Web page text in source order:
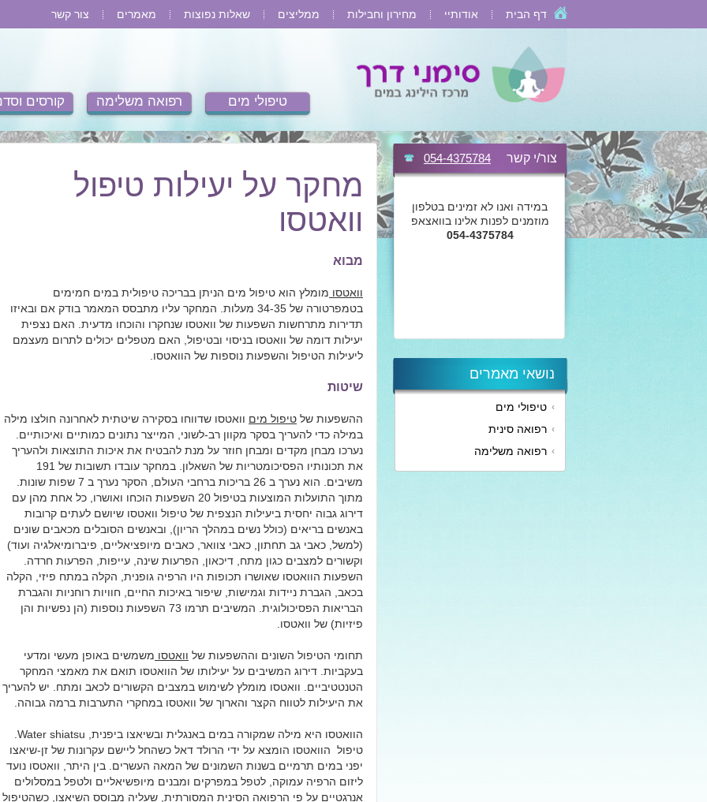
דף הבית אודותיי מחירון וחבילות ממליצים שאלות נפוצות מאמרים צור קשר
קורסים רפואה משלימה טיפולי מים
מחקר על יעילות טיפול
וואטסו
מבוא
וואטסו מומלץ הוא טיפול מים הניתן בבריכה טיפולית במים חמימים
בטמפרטורה של 34-35 מעלות. המחקר עליו מתבסס המאמר בודק אם ובאיזו
תדירות מתרחשות השפעות של וואטסו שנחקרו והוכחו מדעית. האם נצפית
יעילות דומה של וואטסו בניסוי ובטיפול, האם מטפלים יכולים לתרום מעצמם
ליעילות הטיפול והשפעות נוספות של הוואטסו.
שיטות
ההשפעות של טיפול מים וואטסו שדווחו בסקירה שיטתית לאחרונה חולצו מילה
במילה כדי להעריך בסקר מקוון רב-לשוני, המייצר נתונים כמותיים ואיכותיים.
נערכו מבחן מקדים ומבחן חוזר על מנת להבטיח את איכות התוצאות ולהעריך
את תכונותיו הפסיכומטריות של השאלון. במחקר עובדו תשובות של 191
משיבים. הוא נערך ב 26 בריכות ברחבי העולם, הסקר נערך ב 7 שפות שונות.
מתוך התועלות המוצעות בטיפול 20 השפעות הוכחו ואושרו, כל אחת מהן עם
דירוג גבוה יחסית ביעילות הנצפית של טיפול וואטסו שיושם לעתים קרובות
באנשים בריאים (כולל נשים במהלך הריון), ובאנשים הסובלים מכאבים שונים
(למשל, כאבי גב תחתון, כאבי צוואר, כאבים מיופציאליים, פיברומיאלגיה ועוד)
וקשורים למצבים כגון מתח, דיכאון, הפרעות שינה, עייפות, הפרעות חרדה.
השפעות הוואטסו שאושרו תכופות היו הרפיה גופנית, הקלה במתח פיזי, הקלה
בכאב, הגברת ניידות וגמישות, שיפור באיכות החיים, חוויות רוחניות והגברת
הבריאות הפסיכולוגית. המשיבים תרמו 73 השפעות נוספות (הן נפשיות והן
פיזיות) של וואטסו.
תחומי הטיפול השונים וההשפעות של וואטסו משמשים באופן מעשי ומדעי
בעקביות. דירוג המשיבים על יעילותו של הוואטסו תואם את מאמצי המחקר
הטנטטיביים. וואטסו מומלץ לשימוש במצבים הקשורים לכאב ומתח. יש להעריך
את היעילות לטווח הקצר והארוך של וואטסו במחקרי התערבות ברמה גבוהה.
טיפול הוואטסו הומצא על ידי הרולד דאל כשהחל ליישם עקרונות של זן-שיאצו
יפני במים תרמיים בשנות השמונים של המאה העשרים. בין היתר, וואטסו נועד
ליזום הרפיה עמוקה, לטפל במפרקים ומבנים מיופשיאליים ולטפל במסלולים
אנרגטיים על פי הרפואה הסינית המסורתית, שעליה מבוסס השיאצו, כשהטיפול
054-4375784 צור/י קשר
במידה ואנו לא זמינים בטלפון
מוזמנים לפנות אלינו בוואצאפ
054-4375784
נושאי מאמרים
טיפולי מים
רפואה סינית
רפואה משלימה